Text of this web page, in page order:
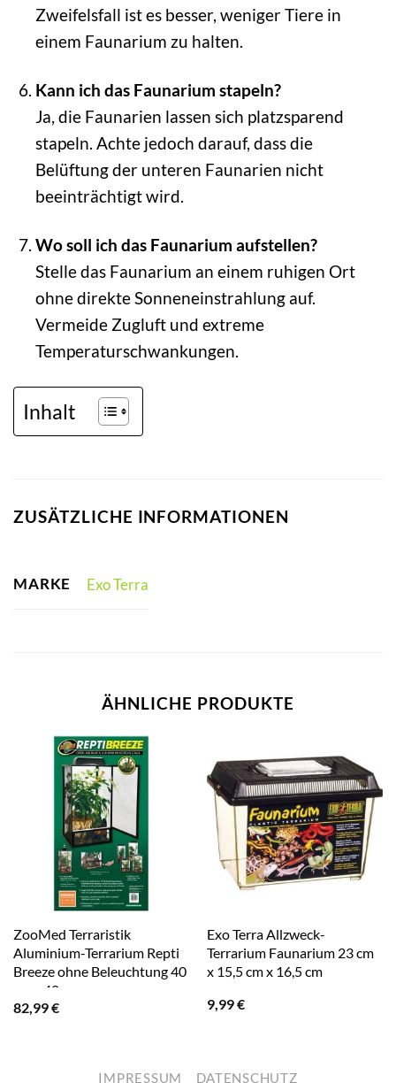
Zweifelsfall ist es besser, weniger Tiere in
einem Faunarium zu halten.
Kann ich das Faunarium stapeln?
Ja, die Faunarien lassen sich platzsparend
stapeln. Achte jedoch darauf, dass die
Belüftung der unteren Faunarien nicht
beeinträchtigt wird.
Wo soll ich das Faunarium aufstellen?
Stelle das Faunarium an einem ruhigen Ort
ohne direkte Sonneneinstrahlung auf.
Vermeide Zugluft und extreme
Temperaturschwankungen.
Inhalt
ZUSÄTZLICHE INFORMATIONEN
MARKE Exo Terra
ÄHNLICHE PRODUKTE
ZooMed Terraristik
Aluminium-Terrarium Repti
Breeze ohne Beleuchtung 40
cm x 40
82,99€
Exo Terra Allzweck-
Terrarium Faunarium 23 cm
x 15,5 cm x 16,5 cm
9,99€
IMPRESSUM DATENSCHUTZ